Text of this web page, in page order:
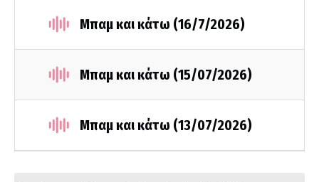
Μπαμ και κάτω (16/7/2026)
Μπαμ και κάτω (15/07/2026)
Μπαμ και κάτω (13/07/2026)